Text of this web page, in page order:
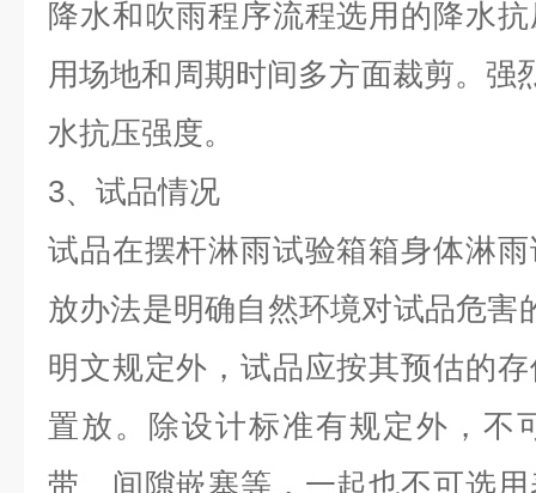
降水和吹雨程序流程选用的降水
用场地和周期时间多方面裁剪。强
水抗压强度。
3、试品情况
试品在摆杆淋雨试验箱箱身体淋
放办法是明确自然环境对试品危害
明文规定外，试品应按其预估的
置放。除设计标准有规定外，不
带、间隙嵌塞等，一起也不可选